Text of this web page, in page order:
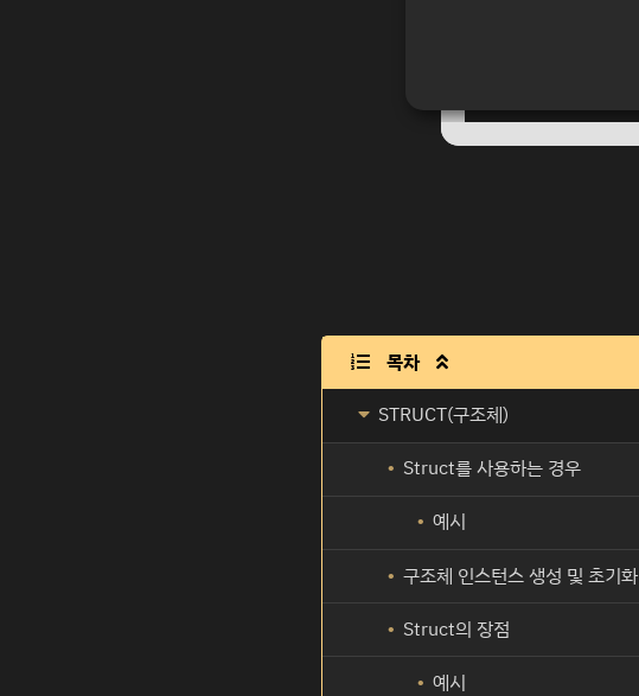
목차 
STRUCT(구조체)
Struct를 사용하는 경우
예시
구조체 인스턴스 생성 및 초기화
Struct의 장점
예시